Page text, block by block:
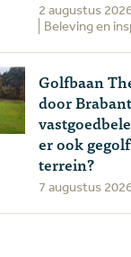
2 augustus
Beleving en
Golfbaan
door
er ook
terrein?
7 augustus